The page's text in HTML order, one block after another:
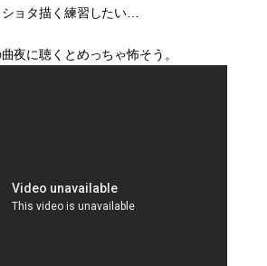
ョタ描く練習したい…
夜に聴くとめっちゃ怖そう。